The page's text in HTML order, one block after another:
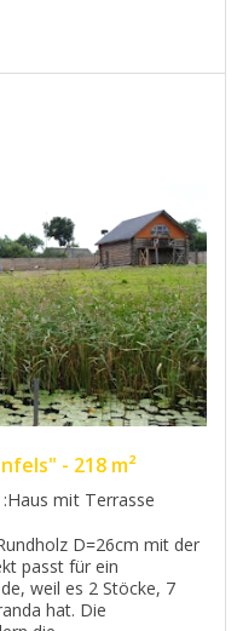
- 218 m²
mit Terrasse
D=26cm mit der
passt für ein
weil es 2 Stöcke, 7
hat. Die